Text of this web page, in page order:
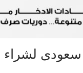
لشراء